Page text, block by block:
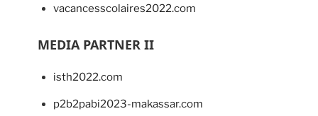
vacancesscolaires2022.com
MEDIA PARTNER II
isth2022.com
p2b2pabi2023-makassar.com